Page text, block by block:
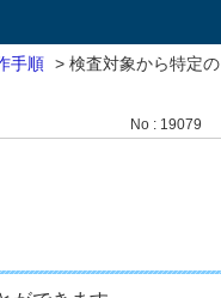
手順 > 検査対象から特定の
No : 19079